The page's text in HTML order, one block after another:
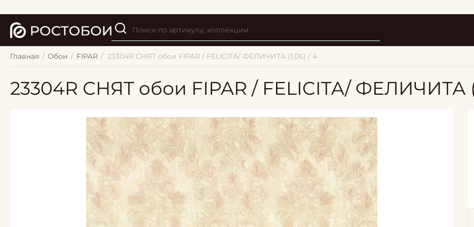
Главная / Обои / FIPAR / 23304R СНЯТ обои FIPAR / FELICITA/ ФЕЛИЧИТА (1,06) / 4
23304R СНЯТ обои FIPAR / FELICITA/ ФЕЛИЧИТА